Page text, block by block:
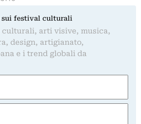
sui festival culturali
arti visive, musica,
design, artigianato,
e i trend globali da